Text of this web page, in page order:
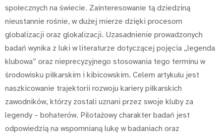
społecznych na świecie. Zainteresowanie tą dziedziną
nieustannie rośnie, w dużej mierze dzięki procesom
globalizacji oraz glokalizacji. Uzasadnienie prowadzonych
badań wynika z luki w literaturze dotyczącej pojęcia „legenda
klubowa” oraz nieprecyzyjnego stosowania tego terminu w
środowisku piłkarskim i kibicowskim. Celem artykułu jest
naszkicowanie trajektorii rozwoju kariery piłkarskich
zawodników, którzy zostali uznani przez swoje kluby za
legendy – bohaterów. Pilotażowy charakter badań jest
odpowiedzią na wspomnianą lukę w badaniach oraz